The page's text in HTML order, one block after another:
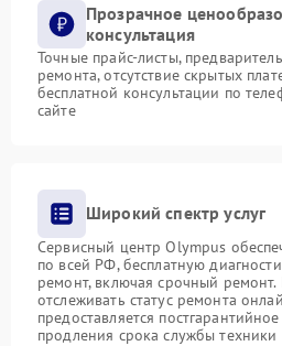
Прозрачное
консультация
Точные прайс-листы,
ремонта, отсутствие скрытых
бесплатной консультации по
сайте
Широкий спектр услуг
Сервисный центр Olympus
по всей РФ, бесплатную
ремонт, включая срочный
отслеживать статус ремонта
предоставляется
продления срока службы техники